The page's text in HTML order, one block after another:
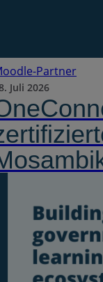
Partner
Juli 2026